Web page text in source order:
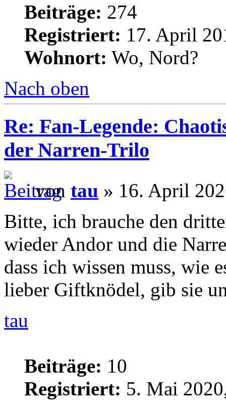
Beiträge: 274
Registriert: 17. April
Wohnort: Wo, Nord?
Nach oben
Re: Fan-Legende:
der Narren-Trilo
von tau » 16. April
Bitte, ich brauche den
wieder Andor und die
dass ich wissen muss, wie
lieber Giftknödel, gib sie
tau
Beiträge: 10
Registriert: 5. Mai